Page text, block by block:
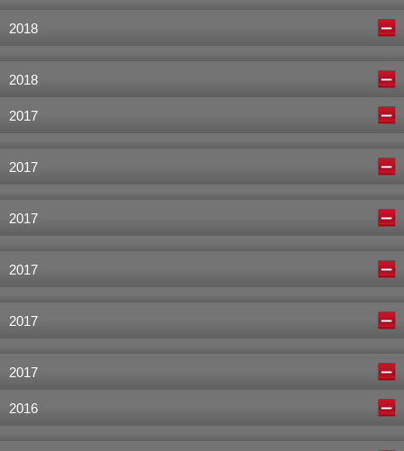
2018
2018
2017
2017
2017
2017
2017
2017
2016